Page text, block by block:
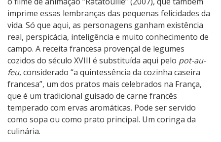
imprime essas lembranças das pequenas felicidades da
vida. Só que aqui, as personagens ganham existência
real, perspicácia, inteligência e muito conhecimento de
campo. A receita francesa provençal de legumes
cozidos do século XVIII é substituída aqui pelo pot-au-
feu, considerado “a quintessência da cozinha caseira
francesa”, um dos pratos mais celebrados na França,
que é um tradicional guisado de carne francês
temperado com ervas aromáticas. Pode ser servido
como sopa ou como prato principal. Um coringa da
culinária.